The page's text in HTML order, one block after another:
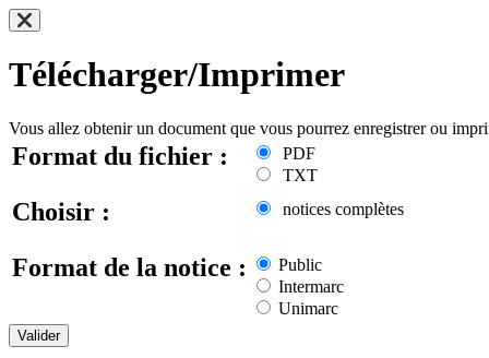
Télécharger/Imprimer
Vous allez obtenir un document que vous pourrez enregistrer ou
Format du fichier :
PDF
TXT
Choisir : notices complètes
Format de la notice :
Public
Intermarc
Unimarc